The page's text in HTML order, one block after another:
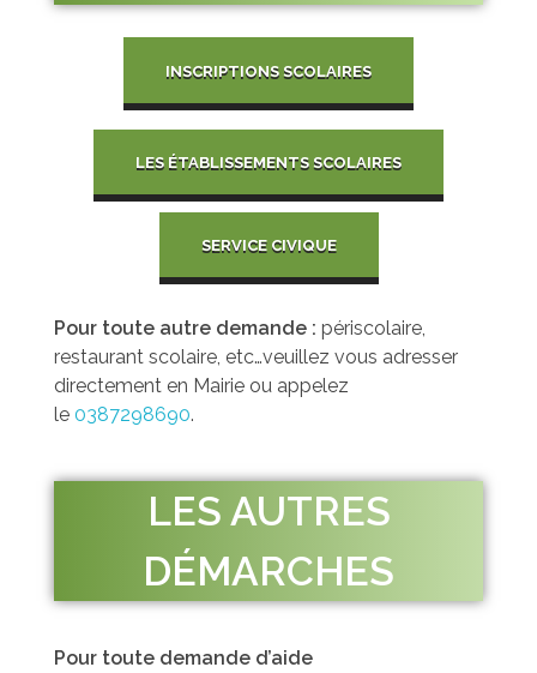
INSCRIPTIONS SCOLAIRES
LES ÉTABLISSEMENTS SCOLAIRES
SERVICE CIVIQUE
Pour toute autre demande : périscolaire,
restaurant scolaire, etc…veuillez vous adresser
directement en Mairie ou appelez
le 0387298690.
LES AUTRES
DÉMARCHES
Pour toute demande d’aide